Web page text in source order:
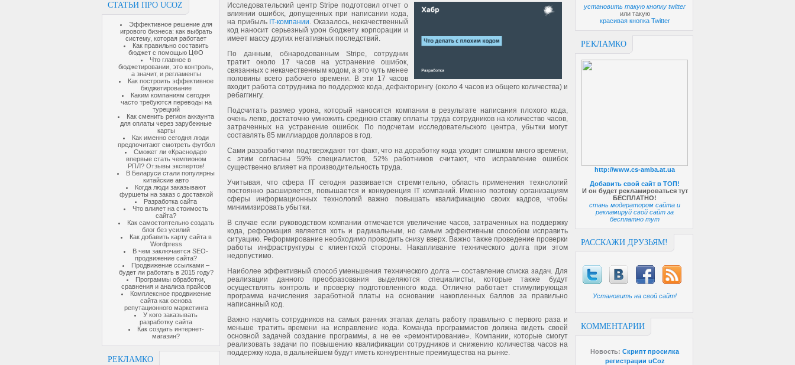
СТАТЬИ ПРО UCOZ
Эффективное решение для
игрового бизнеса: как выбрать
систему, которая работает
Как правильно составить
бюджет с помощью ЦФО
Что главное в
бюджетировании, это контроль,
а значит, и регламенты
Как построить эффективное
бюджетирование
Каким компаниям сегодня
часто требуются переводы на
турецкий
Как сменить регион аккаунта
для оплаты через зарубежные
карты
Как именно сегодня люди
предпочитают смотреть футбол
Сможет ли «Краснодар»
впервые стать чемпионом
РПЛ? Отзывы экспертов!
В Беларуси стали популярны
китайские авто
Когда люди заказывают
фуршеты на заказ с доставкой
Разработка сайта
Что влияет на стоимость
сайта?
Как самостоятельно создать
блог без усилий
Как добавить карту сайта в
Wordpress
В чем заключается SEO-
продвижение сайта?
Продвижение ссылками –
будет ли работать в 2015 году?
Программы обработки,
сравнения и анализа прайсов
Комплексное продвижение
сайта как основа
репутационного маркетинга
У кого заказывать
разработку сайта
Как создать интернет-
магазин?
РЕКЛАМКО
установить такую кнопку twitter
или такую
красивая кнопка Twitter
РЕКЛАМКО
http://www.cs-amba.at.ua
Добавить свой сайт в ТОП!
И он будет рекламироваться тут
БЕСПЛАТНО!
стань модератором сайта и
рекламируй свой сайт за
бесплатно тут
РАССКАЖИ ДРУЗЬЯМ!
Установить на свой сайт!
КОММЕНТАРИИ
Новость: Скрипт просилка
регистрации uCoz
Исследовательский центр Stripe подготовил отчет о
влиянии ошибок, допущенных при написании кода,
на прибыль IT-компании. Оказалось, некачественный
код наносит серьезный урон бюджету корпорации и
имеет массу других негативных последствий.
По данным, обнародованным Stripe, сотрудник
тратит около 17 часов на устранение ошибок,
связанных с некачественным кодом, а это чуть менее
половины всего рабочего времени. В эти 17 часов
входит работа сотрудника по поддержке кода, дефакторингу (около 4 часов из общего количества) и
ребаггингу.
Подсчитать размер урона, который наносится компании в результате написания плохого кода,
очень легко, достаточно умножить среднюю ставку оплаты труда сотрудников на количество часов,
затраченных на устранение ошибок. По подсчетам исследовательского центра, убытки могут
составлять 85 миллиардов долларов в год.
Сами разработчики подтверждают тот факт, что на доработку кода уходит слишком много времени,
с этим согласны 59% специалистов, 52% работников считают, что исправление ошибок
существенно влияет на производительность труда.
Учитывая, что сфера IT сегодня развивается стремительно, область применения технологий
постоянно расширяется, повышается и конкуренция IT компаний. Именно поэтому организациям
сферы информационных технологий важно повышать квалификацию своих кадров, чтобы
минимизировать убытки.
В случае если руководством компании отмечается увеличение часов, затраченных на поддержку
кода, реформация является хоть и радикальным, но самым эффективным способом исправить
ситуацию. Реформирование необходимо проводить снизу вверх. Важно также проведение проверки
работы инфраструктуры с клиентской стороны. Накапливание технического долга при этом
недопустимо.
Наиболее эффективный способ уменьшения технического долга — составление списка задач. Для
реализации данного преобразования выделяются специалисты, которые также будут
осуществлять контроль и проверку подготовленного кода. Отлично работает стимулирующая
программа начисления заработной платы на основании накопленных баллов за правильно
написанный код.
Важно научить сотрудников на самых ранних этапах делать работу правильно с первого раза и
меньше тратить времени на исправление кода. Команда программистов должна видеть своей
основной задачей создание программы, а не ее «ремонтирование». Компании, которые смогут
реализовать задачи по повышению квалификации сотрудников и снижению количества часов на
поддержку кода, в дальнейшем будут иметь конкурентные преимущества на рынке.